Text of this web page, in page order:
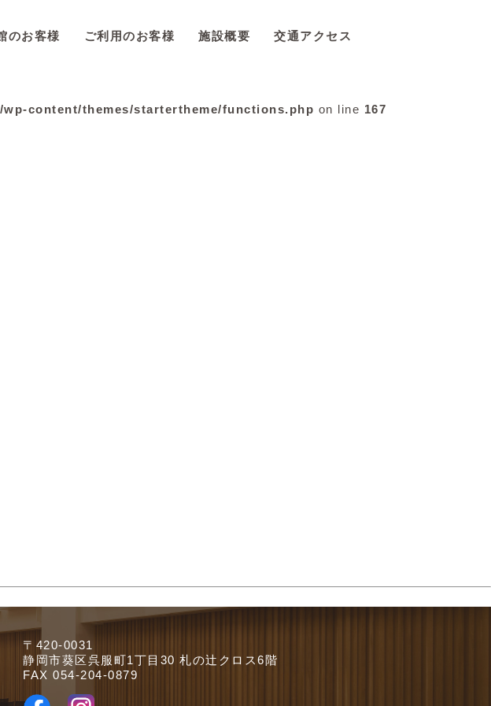
のお客様 ご利用のお客様 施設概要 交通アクセス
content/themes/startertheme/functions.php on line 167
〒420-0031
静岡市葵区呉服町1丁目30 札の辻クロス6階
FAX 054-204-0879